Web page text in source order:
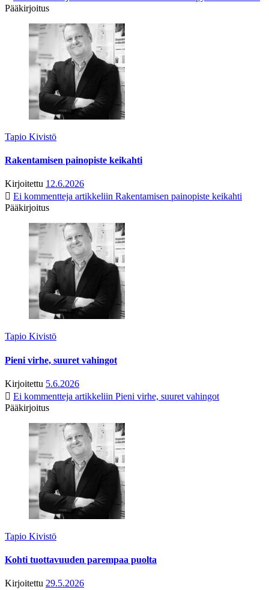
Pääkirjoitus
Tapio Kivistö
Rakentamisen painopiste keikahti
Kirjoitettu 12.6.2026
Ei kommentteja artikkeliin Rakentamisen painopiste keikahti
Pääkirjoitus
Tapio Kivistö
Pieni virhe, suuret vahingot
Kirjoitettu 5.6.2026
Ei kommentteja artikkeliin Pieni virhe, suuret vahingot
Pääkirjoitus
Tapio Kivistö
Kohti tuottavuuden parempaa puolta
Kirjoitettu 29.5.2026